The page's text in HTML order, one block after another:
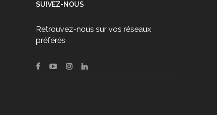
SUIVEZ-NOUS
Retrouvez-nous sur vos réseaux
préférés